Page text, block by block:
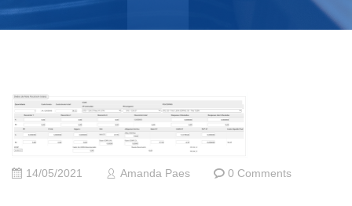
14/05/2021 Amanda Paes 0 Comments